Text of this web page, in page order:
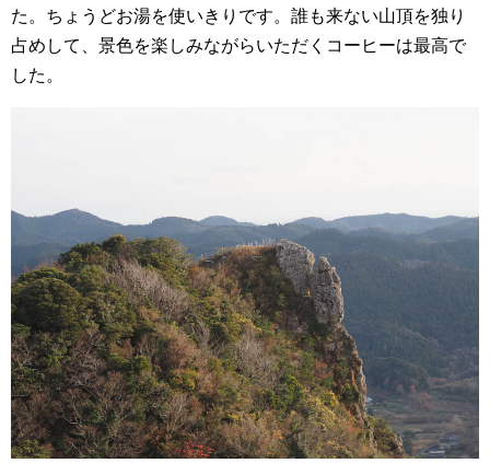
た。ちょうどお湯を使いきりです。誰も来ない山頂を独り
占めして、景色を楽しみながらいただくコーヒーは最高で
した。